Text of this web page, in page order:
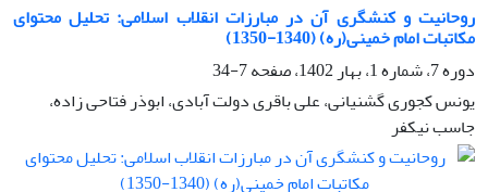
روحانیت و کنشگری آن در مبارزات انقلاب اسلامی: تحلیل محتوای
مکاتبات امام خمینی(ره) (1340-1350)
دوره 7، شماره 1، بهار 1402، صفحه
7-34
یونس کجوری گشنیانی، علی باقری دولت آبادی، ابوذر فتاحی زاده،
جاسب نیکفر